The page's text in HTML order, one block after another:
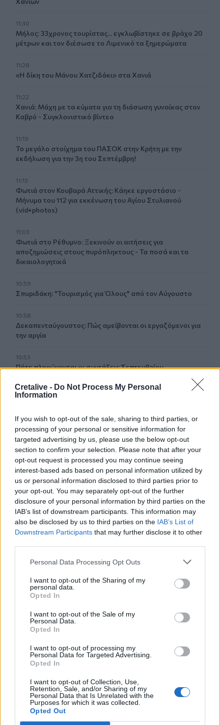
Cretalive - Do Not Process My Personal
Information
If you wish to opt-out of the sale, sharing to third parties, or
processing of your personal or sensitive information for
targeted advertising by us, please use the below opt-out
section to confirm your selection. Please note that after your
opt-out request is processed you may continue seeing
interest-based ads based on personal information utilized by
us or personal information disclosed to third parties prior to
your opt-out. You may separately opt-out of the further
disclosure of your personal information by third parties on the
IAB’s list of downstream participants. This information may
also be disclosed by us to third parties on the IAB’s List of
Downstream Participants that may further disclose it to other
Personal Data Processing Opt Outs
I want to opt-out of the Sharing of my
personal data.
Opted In
I want to opt-out of the Sale of my
Personal Data.
Opted In
I want to opt-out of processing my
Personal Data for Targeted Advertising.
Opted In
I want to opt-out of Collection, Use,
Retention, Sale, and/or Sharing of my
Personal Data that Is Unrelated with the
Purposes for which it was collected.
Opted Out
11:30
Μήλος: 33χρονος τουρίστας... εγκλωβίστηκε σε βράχο 20
μέτρων και τον διέσωσε το Λιμενικό τα ξημερώματα
11:28
«Η δίκη του Μάνου Χατζιδάκι» στα Χανιά
11:22
Χανιά: Μάχη με τα κύματα για τη διάσωση γυναίκας στον
Καβρό - Συγκλονιστικό βίντεο
11:19
Το μεγάλο στοίχημα του ΠΑΣΟΚ στην Κρήτη με την
εκδήλωση για την 3η του Σεπτέμβρη!
11:13
Φωτιά στον Κουβαρά Αττικής: Κάηκε εργοστάσιο -
Μήνυμα του 112 για εκκένωση του Αγίου Στυλιανού
(vid+photos)
11:03
Φωτιά στο Ρέθυμνο: Ξεκινούν οι αιτήσεις για
αποζημιώσεις στους πυρόπληκτους - Τα ποσά και τα
δικαιολογητικά
10:59
Σπυριδάκη: "Τουρισμός για Όλους" από τον Αύγουστο
10:58
Δεκαπενταύγουστος: Πώς αμείβονται οι εργαζόμενοι για
την αργία
10:53
Πότε πληρώνονται οι συντάξεις Σεπτεμβρίου
10:52
Ηράκλειο: Οι παραστάσεις στα Κηποθέατρα τη Τρίτη 11/8
10:47
Συναγερμός της Τροχαίας για τους «ραλίστες» οδηγούς
των άδειων δρόμων
10:40
Ηλικιωμένη ανασύρθηκε νεκρή από τη θάλασσα στην
Κατερίνη
10:33
«Σαλπάρουμε για Γυμνάσιο!» από το ΚΕΣΑΝ Ηρακλείου
10:32
Κατερίνα Παπουτσάκη: Η καλοκαιρινή «πασαρέλα» με
Ηράκλειο: Κατήγγειλε τον πρώην της ότι την
παρακολουθούσε με GPS
10:30
ΒΟΑΚ: Σεπτέμβριο η παράδοση των 10,2 χλμ του